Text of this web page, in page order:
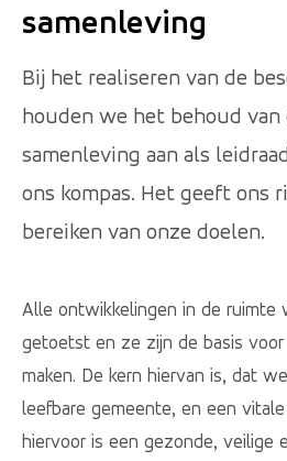
samenleving
Bij het realiseren van de
houden we het behoud van
samenleving aan als
ons kompas. Het geeft ons
bereiken van onze doelen.
Alle ontwikkelingen in de ruimte
getoetst en ze zijn de basis
maken. De kern hiervan is, dat
leefbare gemeente, en een
hiervoor is een gezonde, veilige